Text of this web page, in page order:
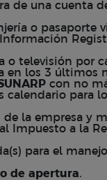
de una cuenta
o pasaporte
o televisión por
en los 3 últimos
con no
calendario para
la empresa y
Impuesto a la
para el
de apertura.